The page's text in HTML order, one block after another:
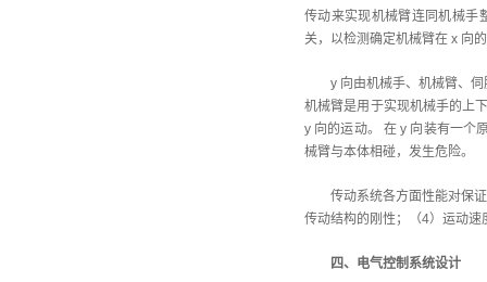
传动来实现机械臂连同机械手
关，以检测确定机械臂在 x 向
y 向由机械手、机械臂、
机械臂是用于实现机械手的上
y 向的运动。 在 y 向装有一个
械臂与本体相碰，发生危险。
传动系统各方面性能对保
传动结构的刚性；（4）运动速
四、电气控制系统设计